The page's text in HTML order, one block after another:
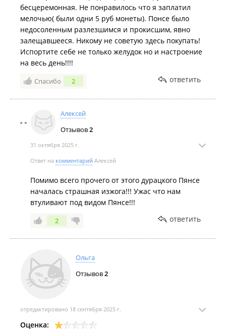
бесцеремонная. Не понравилось что я заплатил
мелочью( были одни 5 руб монеты). Понсе было
недосоленным разлезшимся и прокисшим, явно
залещавшееся. Никому не советую здесь покупать!
Испортите себе не только желудок но и настроение
на весь день!!!!
Спасибо 2 ответить
Алексей
Отзывов2
31 октября 2025 г.
Ответ на комментарий Алексей
Помимо всего прочего от этого дурацкого Пянсе
началась страшная изжога!!! Ужас что нам
втуливают под видом Пянсе!!!
2 ответить
Ольга
Отзывов2
отредактировано 18 сентября 2025 г.
Оценка: